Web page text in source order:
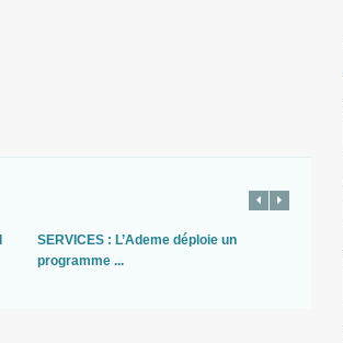
SERVICES : L’Ademe déploie un
programme ...